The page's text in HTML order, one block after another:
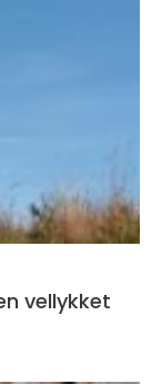
vellykket